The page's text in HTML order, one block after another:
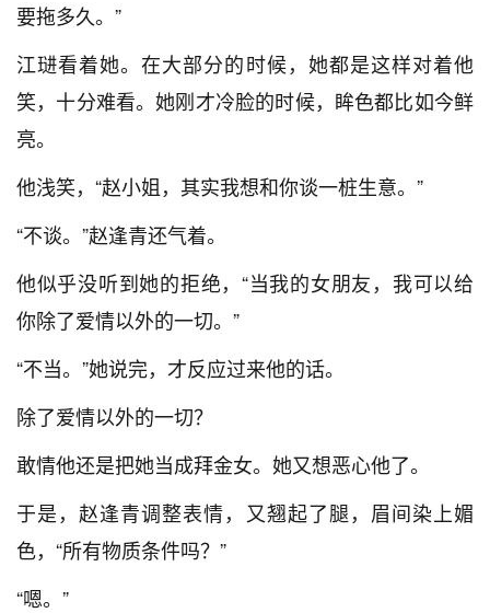
要拖多久。”
江琎看着她。在大部分的时候，她都是这样对着他
笑，十分难看。她刚才冷脸的时候，眸色都比如今鲜
亮。
他浅笑，“赵小姐，其实我想和你谈一桩生意。”
“不谈。”赵逢青还气着。
他似乎没听到她的拒绝，“当我的女朋友，我可以给
你除了爱情以外的一切。”
“不当。”她说完，才反应过来他的话。
除了爱情以外的一切？
敢情他还是把她当成拜金女。她又想恶心他了。
于是，赵逢青调整表情，又翘起了腿，眉间染上媚
色，“所有物质条件吗？”
“嗯。”